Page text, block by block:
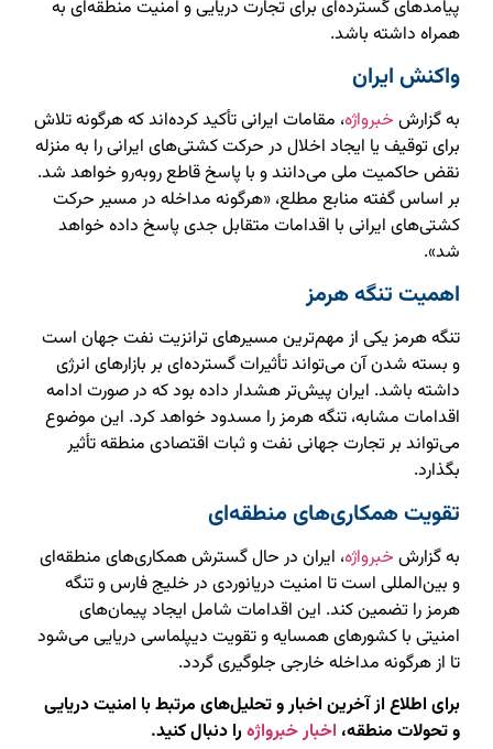
پیامدهای گسترده‌ای برای تجارت دریایی و امنیت منطقه‌ای به
همراه داشته باشد.
واکنش ایران
به گزارش خبرواژه، مقامات ایرانی تأکید کرده‌اند که هرگونه تلاش
برای توقیف یا ایجاد اخلال در حرکت کشتی‌های ایرانی را به منزله
نقض حاکمیت ملی می‌دانند و با پاسخ قاطع روبه‌رو خواهد شد.
بر اساس گفته منابع مطلع، «هرگونه مداخله در مسیر حرکت
کشتی‌های ایرانی با اقدامات متقابل جدی پاسخ داده خواهد
شد».
اهمیت تنگه هرمز
تنگه هرمز یکی از مهم‌ترین مسیرهای ترانزیت نفت جهان است
و بسته شدن آن می‌تواند تأثیرات گسترده‌ای بر بازارهای انرژی
داشته باشد. ایران پیش‌تر هشدار داده بود که در صورت ادامه
اقدامات مشابه، تنگه هرمز را مسدود خواهد کرد. این موضوع
می‌تواند بر تجارت جهانی نفت و ثبات اقتصادی منطقه تأثیر
بگذارد.
تقویت همکاری‌های منطقه‌ای
به گزارش خبرواژه، ایران در حال گسترش همکاری‌های منطقه‌ای
و بین‌المللی است تا امنیت دریانوردی در خلیج فارس و تنگه
هرمز را تضمین کند. این اقدامات شامل ایجاد پیمان‌های
امنیتی با کشورهای همسایه و تقویت دیپلماسی دریایی می‌شود
تا از هرگونه مداخله خارجی جلوگیری گردد.
برای اطلاع از آخرین اخبار و تحلیل‌های مرتبط با امنیت دریایی
و تحولات منطقه، اخبار خبرواژهرا دنبال کنید.